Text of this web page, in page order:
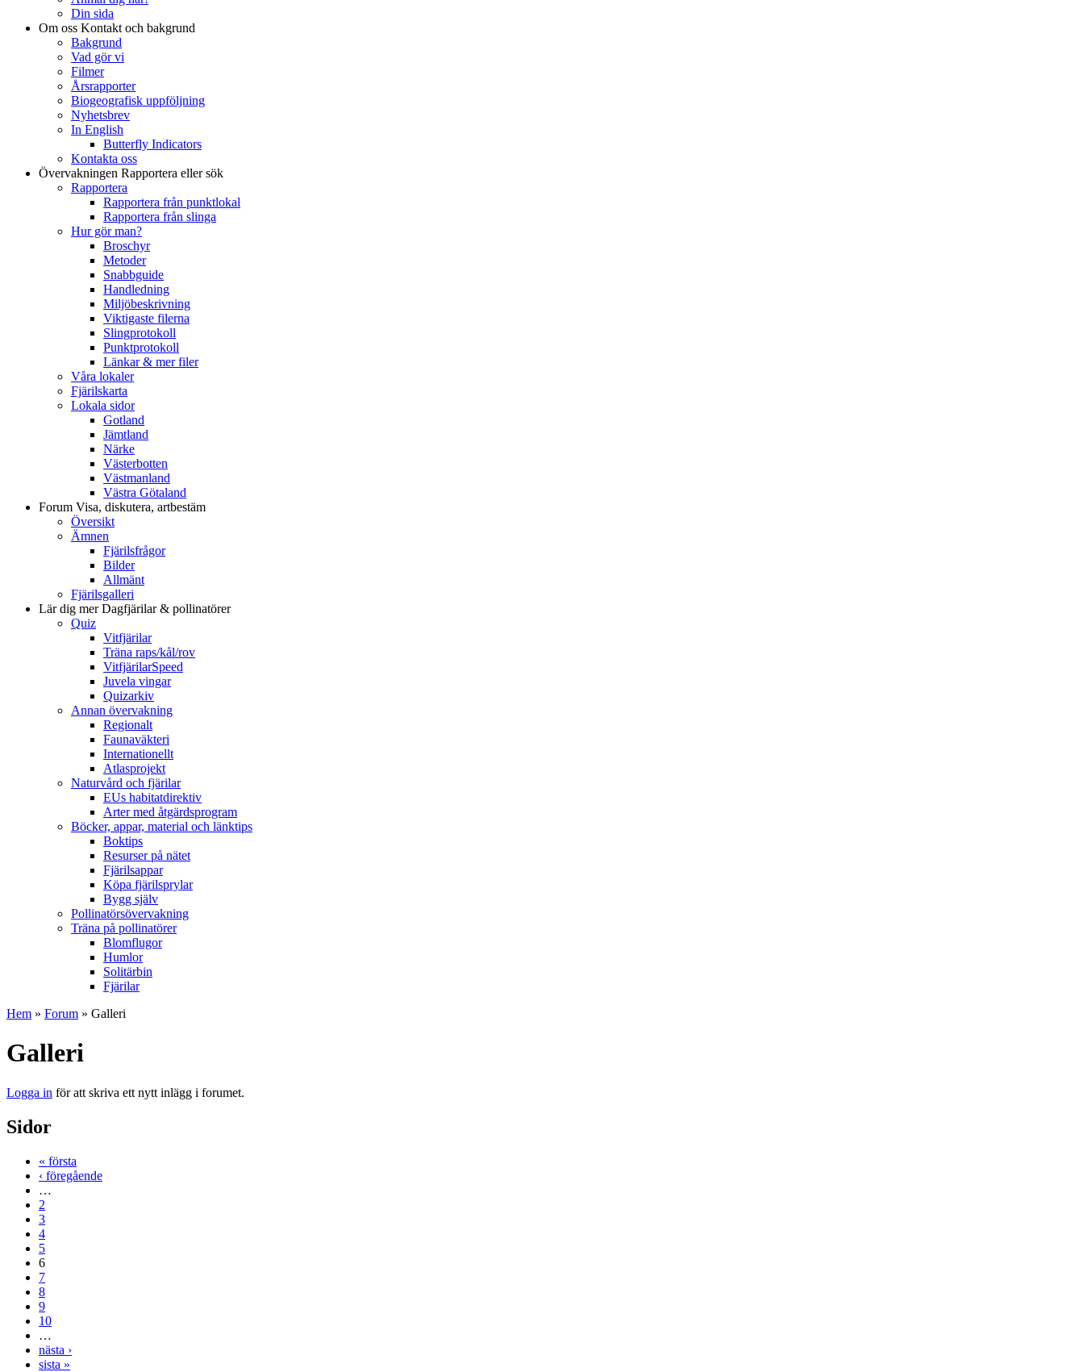
Din sida
Om oss Kontakt och bakgrund
Bakgrund
Vad gör vi
Filmer
Årsrapporter
Biogeografisk uppföljning
Nyhetsbrev
In English
Butterfly Indicators
Kontakta oss
Övervakningen Rapportera eller sök
Rapportera
Rapportera från punktlokal
Rapportera från slinga
Hur gör man?
Broschyr
Metoder
Snabbguide
Handledning
Miljöbeskrivning
Viktigaste filerna
Slingprotokoll
Punktprotokoll
Länkar & mer filer
Våra lokaler
Fjärilskarta
Lokala sidor
Gotland
Jämtland
Närke
Västerbotten
Västmanland
Västra Götaland
Forum Visa, diskutera, artbestäm
Översikt
Ämnen
Fjärilsfrågor
Bilder
Allmänt
Fjärilsgalleri
Lär dig merDagfjärilar & pollinatörer
Quiz
Vitfjärilar
Träna raps/kål/rov
VitfjärilarSpeed
Juvela vingar
Quizarkiv
Annan övervakning
Regionalt
Faunaväkteri
Internationellt
Atlasprojekt
Naturvård och fjärilar
EUs habitatdirektiv
Arter med åtgärdsprogram
Böcker, appar, material och länktips
Boktips
Resurser på nätet
Fjärilsappar
Köpa fjärilsprylar
Bygg själv
Pollinatörsövervakning
Träna på pollinatörer
Blomflugor
Humlor
Solitärbin
Fjärilar
Hem » Forum » Galleri
Galleri
Logga in för att skriva ett nytt inlägg i forumet.
Sidor
« första
‹ föregående
…
2
3
4
5
6
7
8
9
10
…
nästa ›
sista »